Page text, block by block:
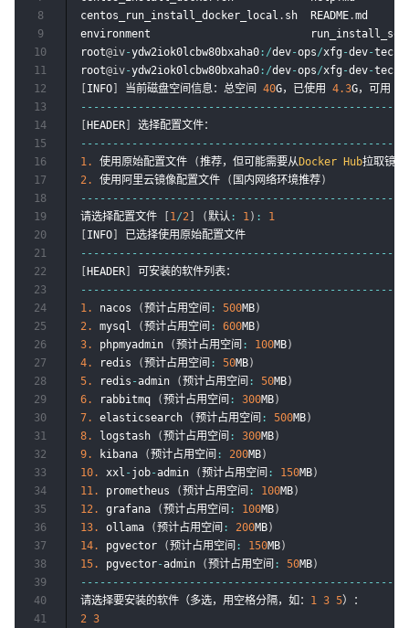
centos_run_install_docker_local . sh  README .md
environment
root@iv-ydw2iok0lcbw80bxaha0 : /dev-ops/xfg -dev-tech
root@iv-ydw2iok0lcbw80bxaha0 : /dev-ops/xfg -dev-tech
INFO 当前磁盘空间信息：总空间 40G，已使用 4.3G，可用
-- -- -- -- -- -- -- -- -- -- -- -- -- -- -- -- -- -- -- -- -- -- -- -- --
HEADER
-- -- -- -- -- -- -- -- -- -- -- -- -- -- -- -- -- -- -- -- -- -- -- -- --
1.
使用原始配置文件 (推荐，但可能需要从Docker Hub拉取镜像
2.
使用阿里云镜像配置文件 ( 国内网络环境推荐)
-- -- -- -- -- -- -- -- -- -- -- -- -- -- -- -- -- -- -- -- -- -- -- -- --
请选择配置文件
1/2 (默认 : 1) :
1
INFO
-- -- -- -- -- -- -- -- -- -- -- -- -- -- -- -- -- -- -- -- -- -- -- -- --
HEADER
-- -- -- -- -- -- -- -- -- -- -- -- -- -- -- -- -- -- -- -- -- -- -- -- --
1.
nacos (预计占用空间 : 500MB)
2.
mysql (预计占用空间 : 600MB)
3.
phpmyadmin (预计占用空间 : 100MB)
4.
redis (预计占用空间 : 50MB)
5.
redis -admin (预计占用空间 : 50MB)
6.
rabbitmq (预计占用空间 : 300MB)
7.
elasticsearch (预计占用空间 : 500MB)
8.
logstash (预计占用空间 : 300MB)
9.
kibana (预计占用空间 : 200MB)
10.
xxl - job-admin (预计占用空间 : 150MB)
11.
prometheus (预计占用空间 : 100MB)
12.
grafana (预计占用空间 : 100MB)
13.
ollama (预计占用空间 : 200MB)
14.
pgvector (预计占用空间 : 150MB)
15.
pgvector-admin (预计占用空间 : 50MB)
-- -- -- -- -- -- -- -- -- -- -- -- -- -- -- -- -- -- -- -- -- -- -- -- --
请选择要安装的软件（多选，用空格分隔，如： 1 3 5
2 3
8
9
10
11
12
13
14
15
16
17
18
19
20
21
22
23
24
25
26
27
28
29
30
31
32
33
34
35
36
37
38
39
40
41